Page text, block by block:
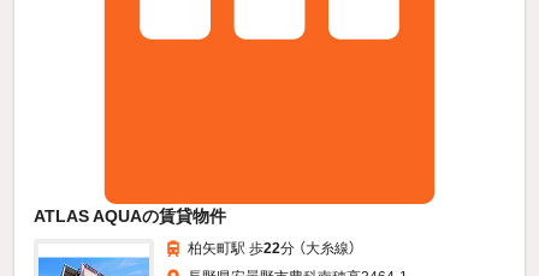
ATLAS AQUAの賃貸物件
柏矢町駅 歩22分 （大糸線）